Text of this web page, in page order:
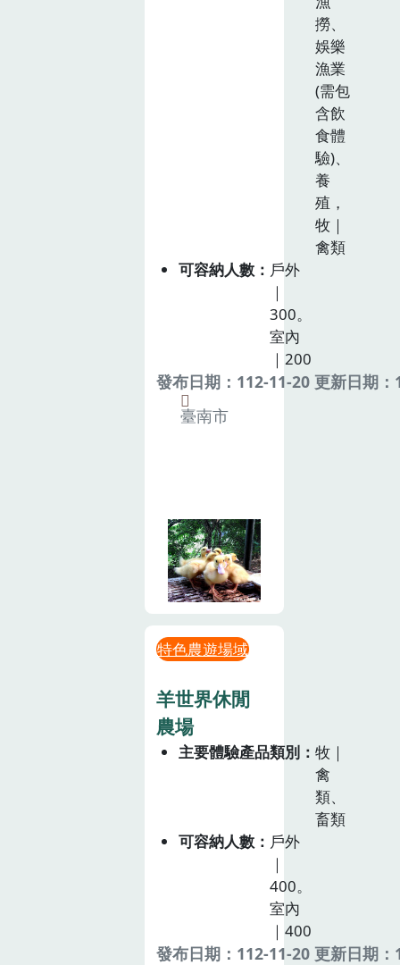
撈、
娛樂
漁業
(需包
含飲
食體
驗)、
養
殖，
牧｜
禽類
可容納人數
戶外
｜
300。
室內
｜200
發布日期：112-11-20 更新日期
臺南市
特色農遊場域
羊世界休閒
農場
主要體驗產品類別
牧｜
禽
類、
畜類
可容納人數
戶外
｜
400。
室內
｜400
發布日期：112-11-20 更新日期